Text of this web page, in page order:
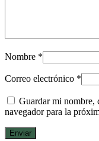
Nombre *
Correo electrónico *
Guardar mi nombre,
navegador para la